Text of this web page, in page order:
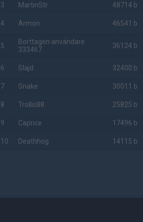
3 MartinStr 48714 b
4 Armon 46541 b
5
Borttagen användare
333467
36124 b
6 Slajd 32400 b
7 Snake 30011 b
8 Trollis88 25825 b
9 Caprice 17496 b
10 Deathhog 14115 b